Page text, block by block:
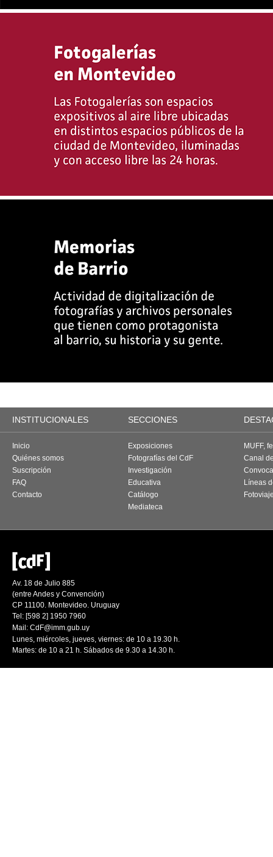
INSTITUCIONALES SECCIONES
Inicio
Quiénes somos
Suscripción
FAQ
Contacto
Exposiciones
Fotografías del CdF
Investigación
Educativa
Catálogo
Mediateca
MUFF,
Canal
Líneas
Av. 18 de Julio 885
(entre Andes y Convención)
CP 11100. Montevideo. Uruguay
Tel: [598 2] 1950 7960
Mail: CdF@imm.gub.uy
Lunes, miércoles, jueves, viernes: de 10 a 19.30 h.
Martes: de 10 a 21 h. Sábados de 9.30 a 14.30 h.